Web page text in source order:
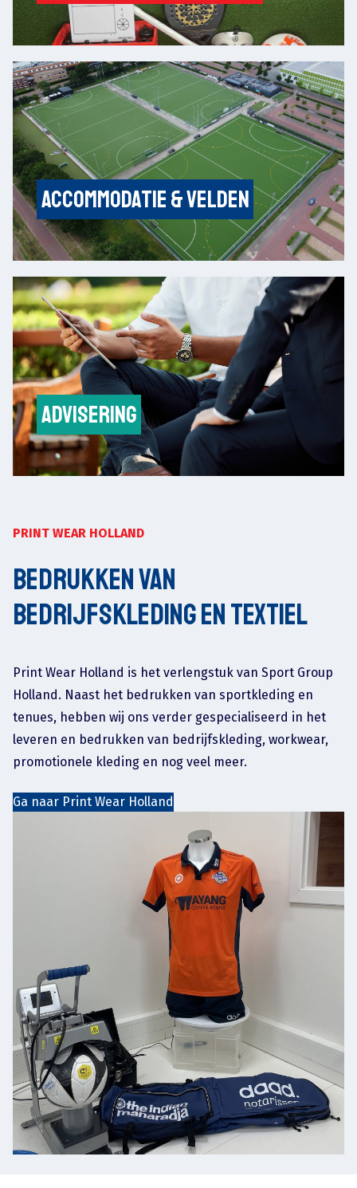
Accommodatie & velden
advisering
PRINT WEAR HOLLAND
Bedrukken van
bedrijfskleding en textiel
Print Wear Holland is het verlengstuk van Sport Group
Holland. Naast het bedrukken van sportkleding en
tenues, hebben wij ons verder gespecialiseerd in het
leveren en bedrukken van bedrijfskleding, workwear,
promotionele kleding en nog veel meer.
Ga naar Print Wear Holland